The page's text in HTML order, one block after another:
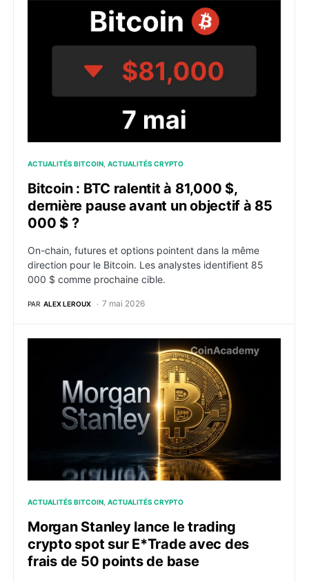
Bitcoin : BTC ralentit à 81,000 $, dernière pause
ACTUALITÉS BITCOIN ACTUALITÉS CRYPTO
Bitcoin : BTC ralentit à 81,000 $,
dernière pause avant un objectif à 85
000 $ ?
On-chain, futures et options pointent dans la même
direction pour le Bitcoin. Les analystes identifient 85
000 $ comme prochaine cible.
PAR ALEX LEROUX 7 mai 2026
Morgan Stanley lance le trading crypto spot sur
ACTUALITÉS BITCOIN ACTUALITÉS CRYPTO
Morgan Stanley lance le trading
crypto spot sur E*Trade avec des
frais de 50 points de base